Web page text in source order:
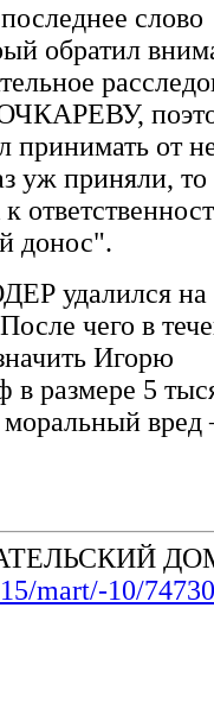
слово
обратил
от
уж приняли, то
донос".
удалился на
чего в
Игорю
5
вред
mart/-10/74730